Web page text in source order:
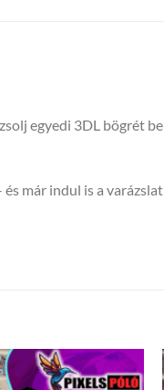
egyedi 3DL bögrét
már indul is a